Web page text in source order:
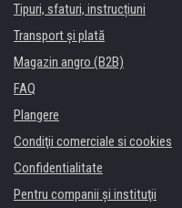
Tipuri, sfaturi, instrucțiuni
Transport şi plată
Magazin angro (B2B)
FAQ
Plangere
Condiţii comerciale si cookies
Confidentialitate
Pentru companii și instituţii